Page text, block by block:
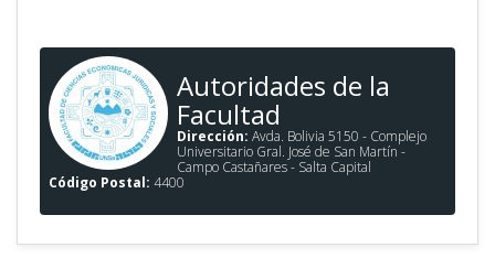
Autoridades de la
Facultad
Dirección: Avda. Bolivia 5150 - Complejo
Universitario Gral. José de San Martín -
Campo Castañares - Salta Capital
Código Postal: 4400